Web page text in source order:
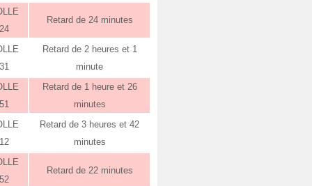
Retard de 24 minutes
Retard de 2 heures et 1
minute
Retard de 1 heure et 26
minutes
Retard de 3 heures et 42
minutes
Retard de 22 minutes